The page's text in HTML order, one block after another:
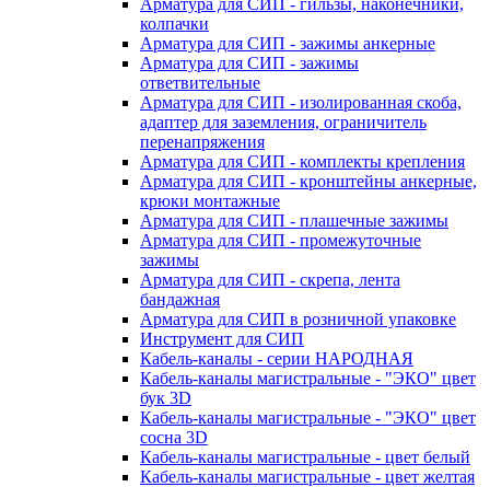
Арматура для СИП - гильзы, наконечники,
колпачки
Арматура для СИП - зажимы анкерные
Арматура для СИП - зажимы
ответвительные
Арматура для СИП - изолированная скоба,
адаптер для заземления, ограничитель
перенапряжения
Арматура для СИП - комплекты крепления
Арматура для СИП - кронштейны анкерные,
крюки монтажные
Арматура для СИП - плашечные зажимы
Арматура для СИП - промежуточные
зажимы
Арматура для СИП - скрепа, лента
бандажная
Арматура для СИП в розничной упаковке
Инструмент для СИП
Кабель-каналы - серии НАРОДНАЯ
Кабель-каналы магистральные - "ЭКО" цвет
бук 3D
Кабель-каналы магистральные - "ЭКО" цвет
сосна 3D
Кабель-каналы магистральные - цвет белый
Кабель-каналы магистральные - цвет желтая